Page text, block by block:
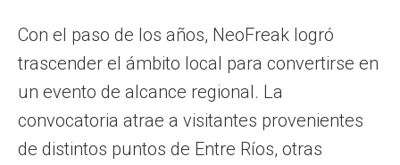
Con el paso de los años, NeoFreak logró
trascender el ámbito local para convertirse en
un evento de alcance regional. La
convocatoria atrae a visitantes provenientes
de distintos puntos de Entre Ríos, otras